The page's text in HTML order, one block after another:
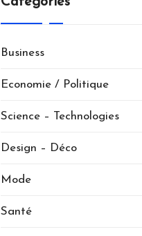
Business
Economie / Politique
Science – Technologies
Design – Déco
Mode
Santé